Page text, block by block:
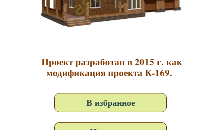
Проект разработан в 2015 г. как
модификация проекта К-169.
В избранное